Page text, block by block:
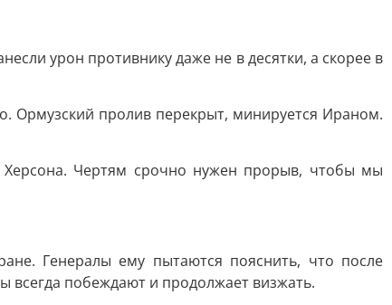
урон противнику даже не в десятки, а скорее в
Ормузский пролив перекрыт, минируется Ираном.
Чертям срочно нужен прорыв, чтобы мы
Генералы ему пытаются пояснить, что после
всегда побеждают и продолжает визжать.